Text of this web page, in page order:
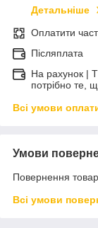
Детальніше
Оплатити
Післяплата
На рахунок
потрібно те,
Всі умови
Умови
Повернення
Всі умови